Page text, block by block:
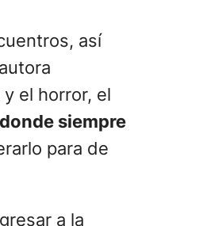
así
el horror, el
siempre
para de
a la